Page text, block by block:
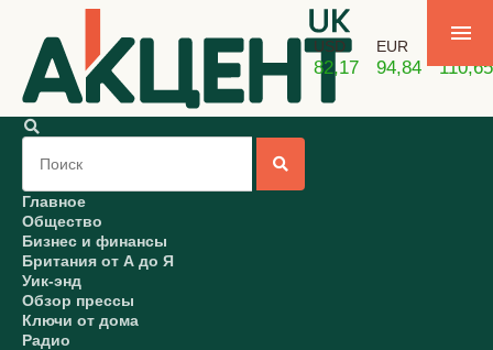
USD
82,17
EUR
94,84 110,65
Главное
Общество
Бизнес и финансы
Британия от А до Я
Уик-энд
Обзор прессы
Ключи от дома
Радио